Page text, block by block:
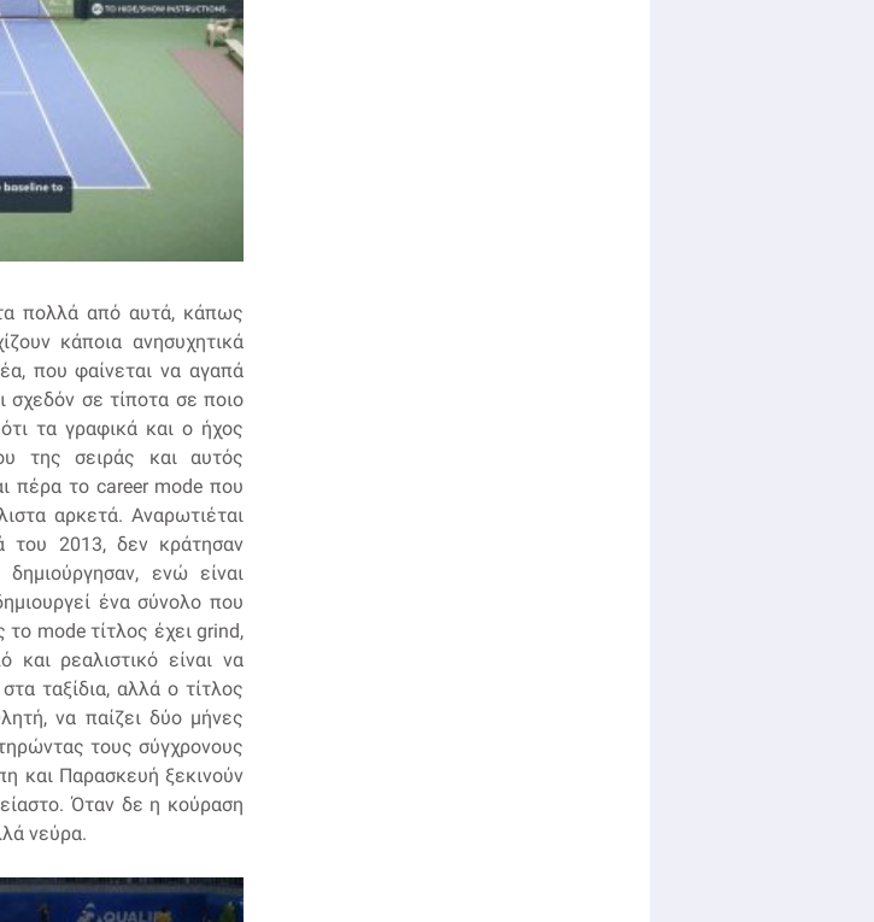
πολλά από αυτά, κάπως
κάποια ανησυχητικά
που φαίνεται να αγαπά
σε τίποτα σε ποιο
τα γραφικά και ο ήχος
της σειράς και αυτός
πέρα το career mode που
αρκετά. Αναρωτιέται
του 2013, δεν κράτησαν
ενώ είναι
ένα σύνολο που
το mode τίτλος έχει grind,
ρεαλιστικό είναι να
ταξίδια, αλλά ο τίτλος
να παίζει δύο μήνες
τους σύγχρονους
και Παρασκευή ξεκινούν
Όταν δε η κούραση
νεύρα.